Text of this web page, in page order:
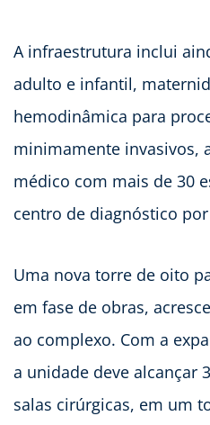
A infraestrutura inclui
adulto e infantil,
hemodinâmica para
minimamente invasivos,
médico com mais de 30
centro de diagnóstico
Uma nova torre de oito
em fase de obras,
ao complexo. Com a
a unidade deve alcançar
salas cirúrgicas, em um